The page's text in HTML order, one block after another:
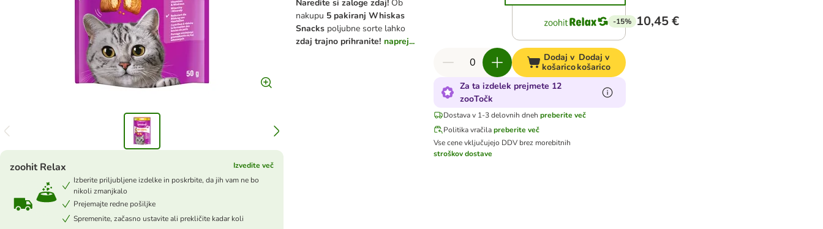
Naredite si zaloge zdaj! Ob
nakupu 5 pakiranj Whiskas
Snacks poljubne sorte lahko
zdaj trajno prihranite! naprej...
zoohit Relax
Izvedite več
Izberite priljubljene izdelke in poskrbite, da jih vam ne bo
nikoli zmanjkalo
Prejemajte redne pošiljke
Spremenite, začasno ustavite ali prekličite kadar koli
-15% 10,45 €
Dodaj v
košarico
Dodaj v
košarico
Za ta izdelek prejmete 12
zooTočk
Dostava v 1-3 delovnih dneh preberite več
Politika vračilapreberite več
Vse cene vključujejo DDV brez morebitnih
stroškov dostave